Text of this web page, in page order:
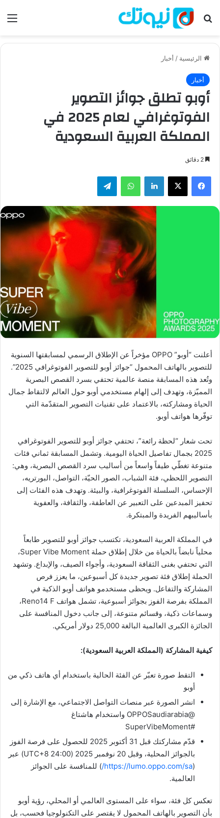
بحث عن
الرئيسية / أخبار
أخبار
أوبو تطلق جوائز التصوير
الفوتوغرافي لعام 2025 في
المملكة العربية السعودية
فيسبوك ‫X لينكدإن واتساب تيلقرام
أعلنت “أوبو” OPPO مؤخراً عن الإطلاق الرسمي لمسابقتها السنوية
للتصوير بالهاتف المحمول “جوائز أوبو للتصوير الفوتوغرافي 2025”.
وتُعد هذه المسابقة منصة عالمية تحتفي بسرد القصص البصرية
المميّزة، وتهدف إلى إلهام مستخدمي أوبو حول العالم لالتقاط جمال
الحياة ومشاركته، بالاعتماد على تقنيات التصوير المتقدّمة التي
توفّرها هواتف أوبو.
تحت شعار “لحظة رائعة”، تحتفي جوائز أوبو للتصوير الفوتوغرافي
2025 بجمال تفاصيل الحياة اليومية. وتشمل المسابقة ثماني فئات
متنوعة تغطّي طيفاً واسعاً من أساليب سرد القصص البصرية، وهي:
التصوير اللحظي، فئة الشباب، الصور الحيّة، التواصل، البورتريه،
الإحساس، السلسلة الفوتوغرافية، والبيئة. وتهدف هذه الفئات إلى
تحفيز المبدعين على التعبير عن العاطفة، والثقافة، والعفوية
بأساليبهم الفريدة والمبتكرة.
في المملكة العربية السعودية، تكتسب جوائز أوبو للتصوير طابعاً
محلياً نابضاً بالحياة من خلال إطلاق حملة Super Vibe Moment،
التي تحتفي بغنى الثقافة السعودية، وأجواء الصيف، والإبداع. وتشهد
الحملة إطلاق فئة تصوير جديدة كل أسبوعين، ما يعزز فرص
المشاركة والتفاعل. ويحظى مستخدمو هواتف أوبو الذكية في
المملكة بفرصة الفوز بجوائز أسبوعية، تشمل هواتف Reno14 F،
وسماعات ذكية، وقسائم متنوعة، إلى جانب دخول المنافسة على
الجائزة الكبرى العالمية البالغة 25,000 دولار أمريكي.
كيفية المشاركة (المملكة العربية السعودية):
التقط صورة تعبّر عن الفئة الحالية باستخدام أي هاتف ذكي من
أوبو
انشر الصورة عبر منصات التواصل الاجتماعي، مع الإشارة إلى
@OPPOSaudiarabia واستخدام هاشتاغ
#SuperVibeMoment
قدّم مشاركتك قبل 31 أكتوبر 2025 للحصول على فرصة الفوز
بالجوائز المحلية، وقبل 20 نوفمبر 2025 (24:00 UTC+8) عبر
(
https://lumo.oppo.com/sa/ ) للمنافسة على الجوائز
العالمية.
تعكس كل فئة، سواء على المستوى العالمي أو المحلي، رؤية أوبو
بأن التصوير بالهاتف المحمول لا يقتصر على التكنولوجيا فحسب، بل